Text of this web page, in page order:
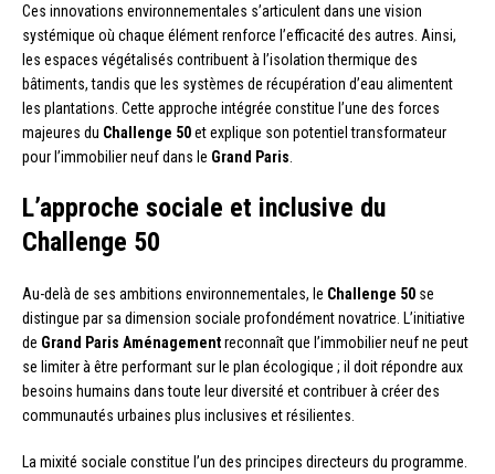
Ces innovations environnementales s’articulent dans une vision
systémique où chaque élément renforce l’efficacité des autres. Ainsi,
les espaces végétalisés contribuent à l’isolation thermique des
bâtiments, tandis que les systèmes de récupération d’eau alimentent
les plantations. Cette approche intégrée constitue l’une des forces
majeures du Challenge 50et explique son potentiel transformateur
pour l’immobilier neuf dans le Grand Paris
L’approche sociale et inclusive du
Challenge 50
Au-delà de ses ambitions environnementales, le Challenge 50 se
distingue par sa dimension sociale profondément novatrice. L’initiative
de Grand Paris Aménagementreconnaît que l’immobilier neuf ne peut
se limiter à être performant sur le plan écologique ; il doit répondre aux
besoins humains dans toute leur diversité et contribuer à créer des
communautés urbaines plus inclusives et résilientes.
La mixité sociale constitue l’un des principes directeurs du programme.